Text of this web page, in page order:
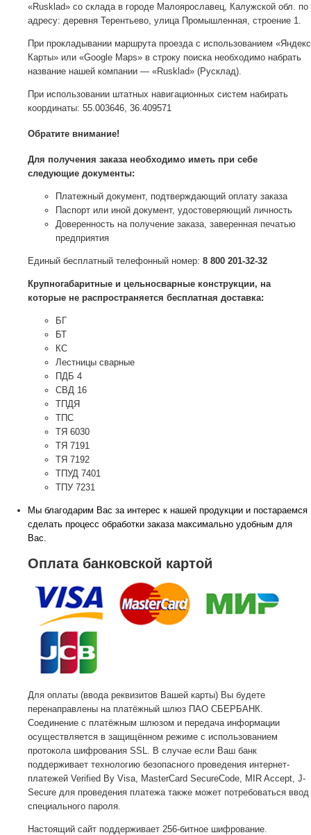
«Rusklad» со склада в городе Малоярославец, Калужской обл. по
адресу: деревня Терентьево, улица Промышленная, строение 1.
При прокладывании маршрута проезда с использованием «Яндекс
Карты» или «Google Maps» в строку поиска необходимо набрать
название нашей компании — «Rusklad» (Русклад).
При использовании штатных навигационных систем набирать
координаты: 55.003646, 36.409571
Обратите внимание!
Для получения заказа необходимо иметь при себе
следующие документы:
Платежный документ, подтверждающий оплату заказа
Паспорт или иной документ, удостоверяющий личность
Доверенность на получение заказа, заверенная печатью
предприятия
Единый бесплатный телефонный номер: 8 800 201-32-32
Крупногабаритные и цельносварные конструкции, на
которые не распространяется бесплатная доставка:
БГ
БТ
КС
Лестницы сварные
ПДБ 4
СВД 16
ТПДЯ
ТПС
ТЯ 6030
ТЯ 7191
ТЯ 7192
ТПУД 7401
ТПУ 7231
Мы благодарим Вас за интерес к нашей продукции и постараемся
сделать процесс обработки заказа максимально удобным для
Вас.
Оплата банковской картой
Для оплаты (ввода реквизитов Вашей карты) Вы будете
перенаправлены на платёжный шлюз ПАО СБЕРБАНК.
Соединение с платёжным шлюзом и передача информации
осуществляется в защищённом режиме с использованием
протокола шифрования SSL. В случае если Ваш банк
поддерживает технологию безопасного проведения интернет-
платежей Verified By Visa, MasterCard SecureCode, MIR Accept, J-
Secure для проведения платежа также может потребоваться ввод
специального пароля.
Настоящий сайт поддерживает 256-битное шифрование.